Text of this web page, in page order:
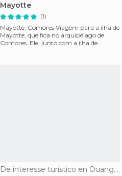
Mayotte
(1)
Mayotte, Comores Viagem para a ilha de
Mayotte, que fica no arquipélago de
Comores. Ele, junto com a ilha de
De interesse turístico en Ouangani